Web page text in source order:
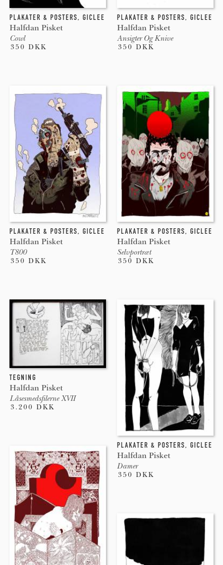
PLAKATER & POSTERS, GICLEE
Halfdan Pisket
Cowl
350 DKK
PLAKATER & POSTERS, GICLEE
Halfdan Pisket
Ansigter Og Knive
350 DKK
PLAKATER & POSTERS, GICLEE
Halfdan Pisket
T800
350 DKK
PLAKATER & POSTERS, GICLEE
Halfdan Pisket
Selvportræt
350 DKK
TEGNING
Halfdan Pisket
Låsesmedsfilerne XVII
3.200 DKK
PLAKATER & POSTERS, GICLEE
Halfdan Pisket
Damer
350 DKK